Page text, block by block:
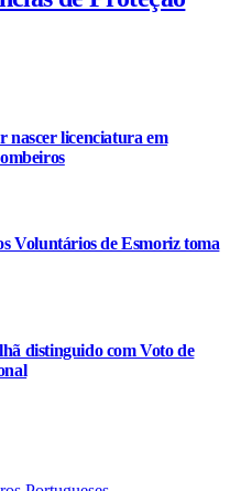
nascer licenciatura em
Voluntários de Esmoriz toma
distinguido com Voto de